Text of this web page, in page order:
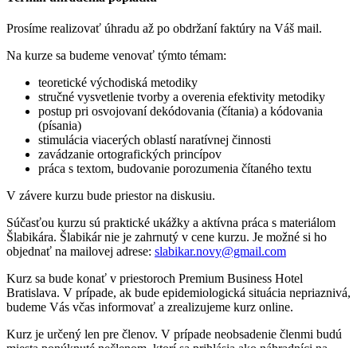
Prosíme realizovať úhradu až po obdržaní faktúry na Váš mail.
Na kurze sa budeme venovať týmto témam:
teoretické východiská metodiky
stručné vysvetlenie tvorby a overenia efektivity metodiky
postup pri osvojovaní dekódovania (čítania) a kódovania
(písania)
stimulácia viacerých oblastí naratívnej činnosti
zavádzanie ortografických princípov
práca s textom, budovanie porozumenia čítaného textu
V závere kurzu bude priestor na diskusiu.
Súčasťou kurzu sú praktické ukážky a aktívna práca s materiálom
Šlabikára. Šlabikár nie je zahrnutý v cene kurzu. Je možné si ho
objednať na mailovej adrese: slabikar.novy@gmail.com
Kurz sa bude konať v priestoroch Premium Business Hotel
Bratislava. V prípade, ak bude epidemiologická situácia nepriaznivá,
budeme Vás včas informovať a zrealizujeme kurz online.
Kurz je určený len pre členov. V prípade neobsadenie členmi budú